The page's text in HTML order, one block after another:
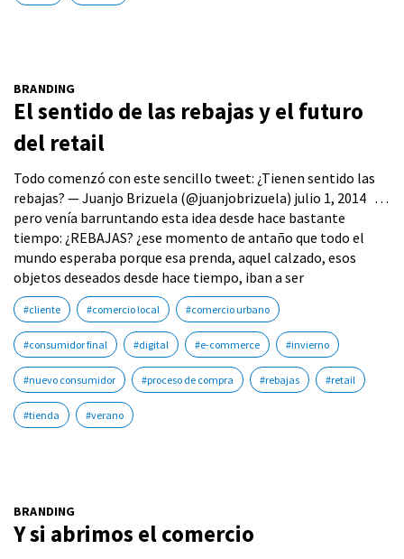
BRANDING
El sentido de las rebajas y el futuro
del retail
Todo comenzó con este sencillo tweet: ¿Tienen sentido las
rebajas? — Juanjo Brizuela (@juanjobrizuela) julio 1, 2014 …
pero venía barruntando esta idea desde hace bastante
tiempo: ¿REBAJAS? ¿ese momento de antaño que todo el
mundo esperaba porque esa prenda, aquel calzado, esos
objetos deseados desde hace tiempo, iban a ser
#cliente #comercio local #comercio urbano
#consumidor final #digital #e-commerce #invierno
#nuevo consumidor #proceso de compra #rebajas #retail
#tienda #verano
BRANDING
Y si abrimos el comercio